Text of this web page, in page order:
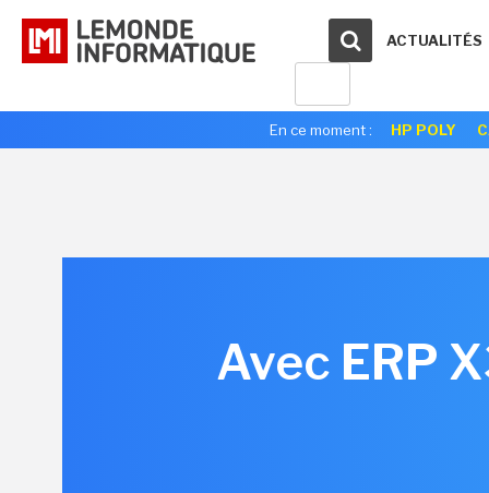
ACTUALITÉS
En ce moment : HP POLY
Avec ERP